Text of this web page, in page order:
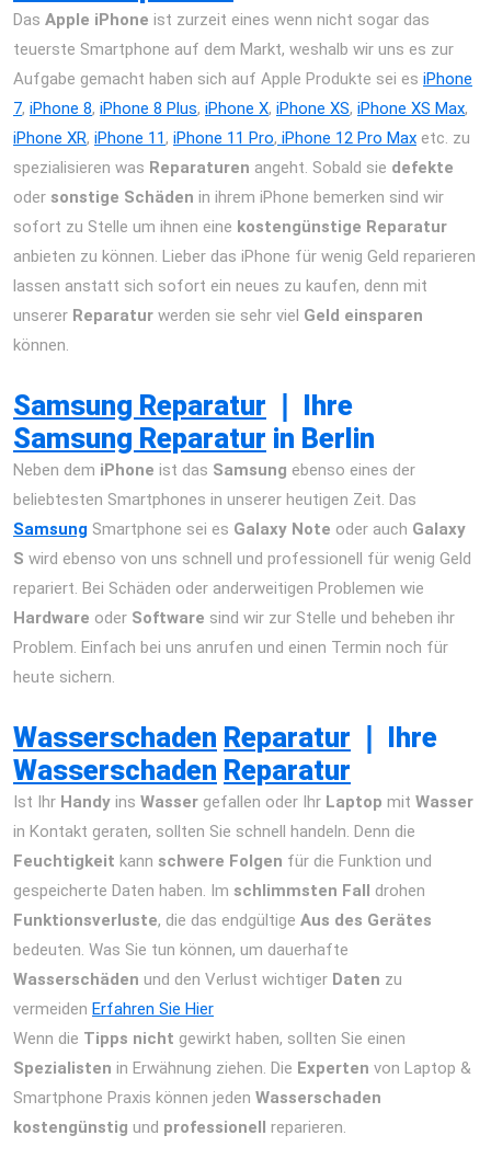
Das Apple iPhone ist zurzeit eines wenn nicht sogar das
teuerste Smartphone auf dem Markt, weshalb wir uns es zur
Aufgabe gemacht haben sich auf Apple Produkte sei es iPhone
7, iPhone 8, iPhone 8 Plus, iPhone X, iPhone XS, iPhone XS Max,
iPhone XR, iPhone 11, iPhone 11 Pro, iPhone 12 Pro Max etc. zu
spezialisieren was Reparaturen angeht. Sobald sie defekte
oder sonstige Schäden in ihrem iPhone bemerken sind wir
sofort zu Stelle um ihnen eine kostengünstige Reparatur
anbieten zu können. Lieber das iPhone für wenig Geld reparieren
lassen anstatt sich sofort ein neues zu kaufen, denn mit
unserer Reparatur werden sie sehr viel Geld einsparen
können.
Samsung Reparatur
Ihre
Samsung Reparatur in Berlin
Neben dem iPhone ist das Samsung ebenso eines der
beliebtesten Smartphones in unserer heutigen Zeit. Das
Samsung Smartphone sei es Galaxy Note oder auch Galaxy
S wird ebenso von uns schnell und professionell für wenig Geld
repariert. Bei Schäden oder anderweitigen Problemen wie
Hardware oder Software sind wir zur Stelle und beheben ihr
Problem. Einfach bei uns anrufen und einen Termin noch für
heute sichern.
Wasserschaden Reparatur
Ihre
Wasserschaden Reparatur
Ist Ihr Handy ins Wasser gefallen oder Ihr Laptop mit Wasser
in Kontakt geraten, sollten Sie schnell handeln. Denn die
Feuchtigkeit kann schwere Folgen für die Funktion und
gespeicherte Daten haben. Im schlimmsten Fall drohen
Funktionsverluste, die das endgültige Aus des Gerätes
bedeuten. Was Sie tun können, um dauerhafte
Wasserschäden und den Verlust wichtiger Daten zu
vermeiden Erfahren Sie Hier
Wenn die Tipps nicht gewirkt haben, sollten Sie einen
Spezialisten in Erwähnung ziehen. Die Experten von Laptop &
Smartphone Praxis können jeden Wasserschaden
kostengünstig und professionell reparieren.